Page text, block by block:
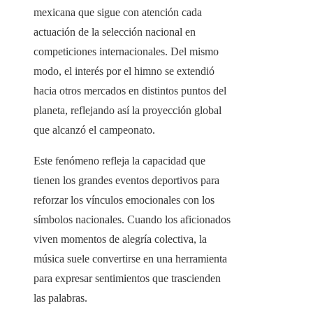
mexicana que sigue con atención cada
actuación de la selección nacional en
competiciones internacionales. Del mismo
modo, el interés por el himno se extendió
hacia otros mercados en distintos puntos del
planeta, reflejando así la proyección global
que alcanzó el campeonato.
Este fenómeno refleja la capacidad que
tienen los grandes eventos deportivos para
reforzar los vínculos emocionales con los
símbolos nacionales. Cuando los aficionados
viven momentos de alegría colectiva, la
música suele convertirse en una herramienta
para expresar sentimientos que trascienden
las palabras.